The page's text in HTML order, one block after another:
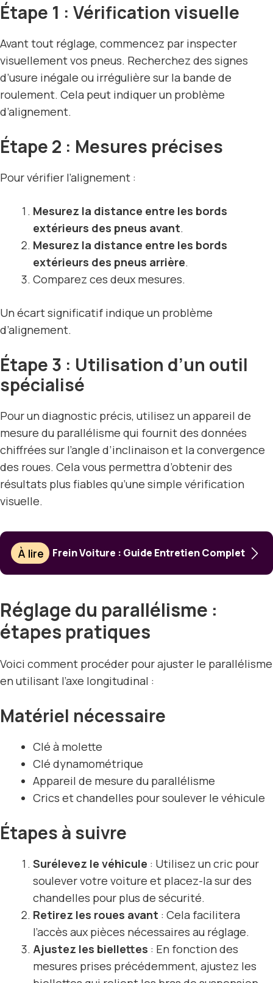
Étape 1 : Vérification visuelle
Avant tout réglage, commencez par inspecter
visuellement vos pneus. Recherchez des signes
d’usure inégale ou irrégulière sur la bande de
roulement. Cela peut indiquer un problème
d’alignement.
Étape 2 : Mesures précises
Pour vérifier l’alignement :
Mesurez la distance entre les bords
extérieurs des pneus avant.
Mesurez la distance entre les bords
extérieurs des pneus arrière.
Comparez ces deux mesures.
Un écart significatif indique un problème
d’alignement.
Étape 3 : Utilisation d’un outil
spécialisé
Pour un diagnostic précis, utilisez un appareil de
mesure du parallélisme qui fournit des données
chiffrées sur l’angle d’inclinaison et la convergence
des roues. Cela vous permettra d’obtenir des
résultats plus fiables qu’une simple vérification
visuelle.
À lire Frein Voiture : Guide Entretien Complet
Réglage du parallélisme :
étapes pratiques
Voici comment procéder pour ajuster le parallélisme
en utilisant l’axe longitudinal :
Matériel nécessaire
Clé à molette
Clé dynamométrique
Appareil de mesure du parallélisme
Crics et chandelles pour soulever le véhicule
Étapes à suivre
Surélevez le véhicule : Utilisez un cric pour
soulever votre voiture et placez-la sur des
chandelles pour plus de sécurité.
Retirez les roues avant : Cela facilitera
l’accès aux pièces nécessaires au réglage.
Ajustez les biellettes : En fonction des
mesures prises précédemment, ajustez les